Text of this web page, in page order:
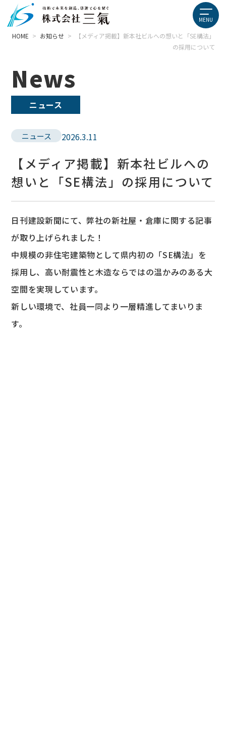
HOME > お知らせ >
【メディア掲載】新本社ビルへの想いと「SE構法」
の採用について
News
ニュース
ニュース 2026.3.11
【メディア掲載】新本社ビルへの
想いと「SE構法」の採用について
日刊建設新聞にて、弊社の新社屋・倉庫に関する記事
が取り上げられました！
中規模の非住宅建築物として県内初の「SE構法」を
採用し、高い耐震性と木造ならではの温かみのある大
空間を実現しています。
新しい環境で、社員一同より一層精進してまいりま
す。